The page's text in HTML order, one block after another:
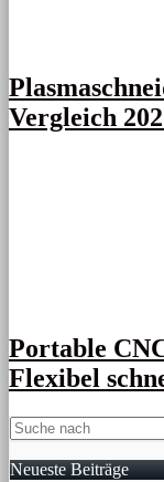
Vergleich
Portable
Flexibel
Neueste Beiträge